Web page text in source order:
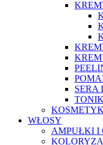
SERA
WŁOSY
AMPUŁKI I